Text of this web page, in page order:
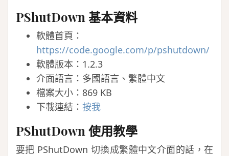
PShutDown 基本資料
軟體首頁：
https://code.google.com/p/pshutdown/
軟體版本：1.2.3
介面語言：多國語言、繁體中文
檔案大小：869 KB
下載連結： 按我
PShutDown 使用教學
要把 PShutDown 切換成繁體中文介面的話，在